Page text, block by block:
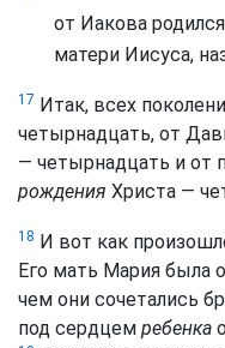
от Иакова
матери Иисуса,
17 Итак, всех
четырнадцать, от
— четырнадцать и от
рождения Христа —
18 И вот как
Его мать Мария была
чем они сочетались
под сердцем ребенка